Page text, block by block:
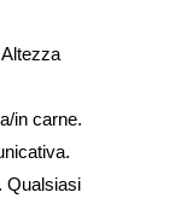
in carne.
Qualsiasi